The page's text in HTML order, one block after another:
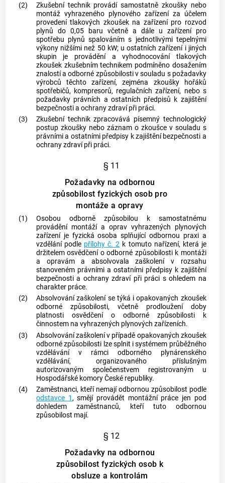
(2)
Zkušební technikprovádí samostatně zkoušky nebo
montážvyhrazeného plynového zařízení za účelem
provedení tlakových zkoušek na zařízení pro rozvod
plynů do 0,05 baru včetně a dále u zařízení pro
spotřebu plynů spalováním s jednotlivými tepelnými
výkony nižšími než 50 kW; u ostatních zařízení i jiných
skupin je provádění a vyhodnocování tlakových
zkoušek zkušebním technikem podmíněno dosažením
znalostí a odborné způsobilosti v souladu s požadavky
výrobců těchto zařízení, zejména zkoušky hořáků
spotřebičů, kompresorů, regulačních zařízení, nebo s
požadavky právních a ostatních předpisů k zajištění
bezpečnosti a ochrany zdraví při práci.
(3)
Zkušební technikzpracovává písemný technologický
postup zkoušky nebo záznam o zkoušce v souladu s
právními a ostatními předpisy k zajištění bezpečnosti a
ochrany zdraví při práci.
§ 11
Požadavky na odbornou
způsobilost fyzických osob pro
montáže a opravy
(1)
Osobou odborně způsobilou k samostatnému
provádění montážía opravvyhrazených plynových
zařízení je fyzická osoba splňující odbornou praxi a
vzdělání podle přílohy č. 2 k tomuto nařízení, která je
držitelem osvědčení o odborné způsobilosti k montáži
a opraváma absolvovala zaškolení v rozsahu
stanoveném právními a ostatními předpisy k zajištění
bezpečnosti a ochrany zdraví při práci s ohledem na
charakter práce.
(2)
Absolvování zaškolení se týká i opakovaných zkoušek
odborné způsobilosti, včetně prodloužení doby
platnosti osvědčení o odborné způsobilosti k
činnostem na vyhrazených plynových zařízeních.
(3)
Absolvování zaškolení v případě opakovaných zkoušek
odborné způsobilosti lze splnit i systémem průběžného
vzdělávání v rámci odborného plynárenského
vzdělávání, organizovaného příslušným
autorizovaným společenstvem registrovaným u
Hospodářské komory České republiky.
(4)
Zaměstnanci, kteří nemají odbornou způsobilost podle
odstavce 1, smějí provádět montážní práce jen pod
dohledem zaměstnanců, kteří tuto odbornou
způsobilost mají.
§ 12
Požadavky na odbornou
způsobilost fyzických osob k
obsluze a kontrolám